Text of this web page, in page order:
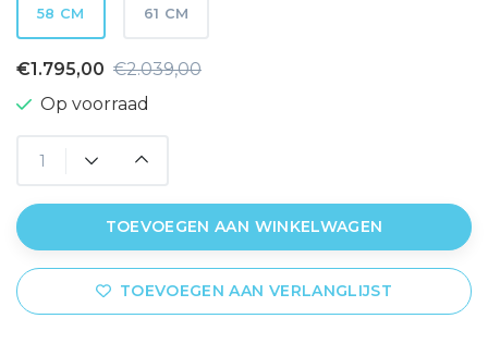
58 CM 61 CM
€1.795,00 €2.039,00
Op voorraad
TOEVOEGEN AAN WINKELWAGEN
TOEVOEGEN AAN VERLANGLIJST